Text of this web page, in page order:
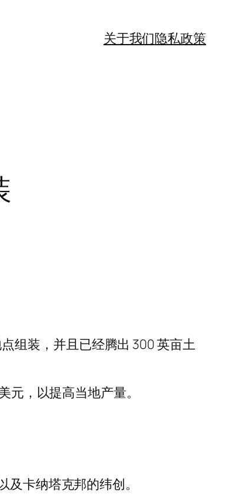
关于我们隐私政策
组装，并且已经腾出 300 英亩土
，以提高当地产量。
卡纳塔克邦的纬创。